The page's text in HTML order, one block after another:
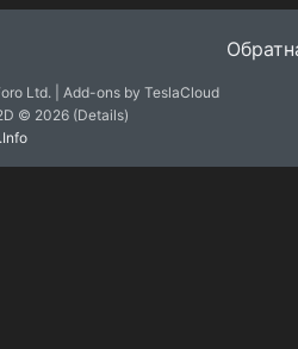
Ltd.
Add-ons by TeslaCloud
© 2026 (Details)